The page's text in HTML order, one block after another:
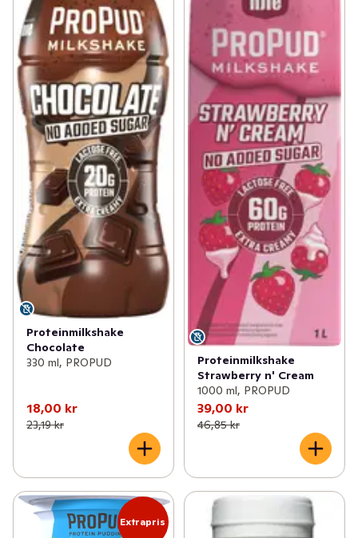
Proteinmilkshake
Chocolate
330 ml, PROPUD
18,00 kr
23,19 kr
Proteinmilkshake
Strawberry n' Cream
1000 ml, PROPUD
39,00 kr
46,85 kr
Extrapris